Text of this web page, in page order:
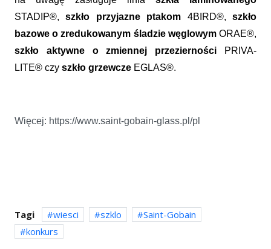
STADIP®,szkło przyjazne ptakom 4BIRD®,szkło
bazowe o zredukowanym śladzie węglowymORAE®,
szkło aktywne o zmiennej przezierności PRIVA-
LITE® czy szkło grzewcze EGLAS®.
Więcej: https://www.saint-gobain-glass.pl/pl
Tagi wiesci szklo
Saint-Gobain
konkurs